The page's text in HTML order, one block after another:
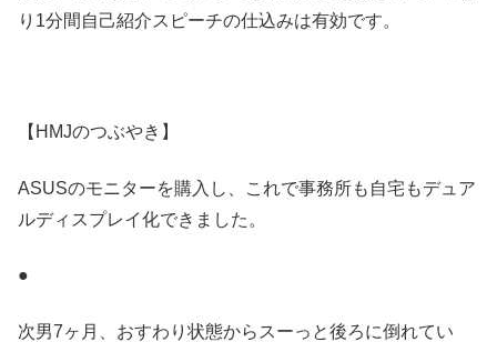
り1分間自己紹介スピーチの仕込みは有効です。
【HMJのつぶやき】
ASUSのモニターを購入し、これで事務所も自宅もデュア
ルディスプレイ化できました。
●
次男7ヶ月、おすわり状態からスーっと後ろに倒れてい